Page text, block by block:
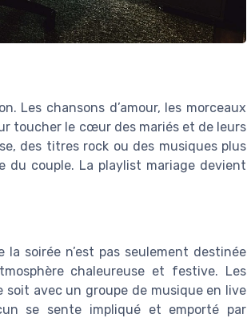
Les chansons d’amour, les morceaux
toucher le cœur des mariés et de leurs
des titres rock ou des musiques plus
du couple. La playlist mariage devient
la soirée n’est pas seulement destinée
chaleureuse et festive. Les
soit avec un groupe de musique en live
se sente impliqué et emporté par